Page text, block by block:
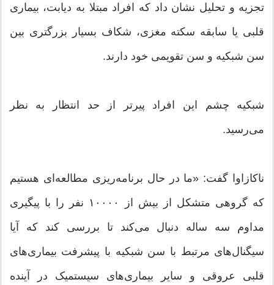
تجزیه و تحلیل نشان داد که افراد مبتلا به دیابت، بیماری
قلبی یا سابقه سکته مغزی، شکاف بسیار بزرگتری بین
سن شبکیه و سن تقویمی خود دارند.
شبکیه چشم این افراد پیرتر از حد انتظار به نظر
می‌رسید.
ناکازاوا گفت: «ما در حال برنامه‌ریزی مطالعه‌ای هستیم
که گروهی متشکل از بیش از ۱۰۰۰۰ نفر را با پیگیری
مداوم سه ساله دنبال می‌کند تا بررسی کند که آیا
سیگنال‌های مرتبط با سن شبکیه با پیشرفت بیماری‌های
قلبی عروقی و سایر بیماری‌های سیستمیک در آینده